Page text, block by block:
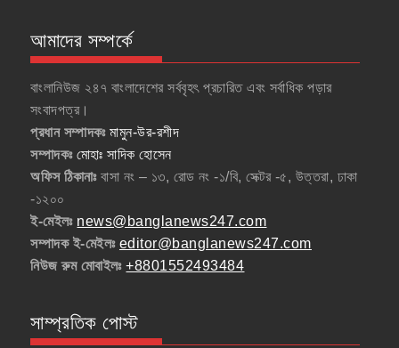
আমাদের সম্পর্কে
বাংলানিউজ ২৪৭ বাংলাদেশের সর্ববৃহৎ প্রচারিত এবং সর্বাধিক পড়ার
সংবাদপত্র।
প্রধান সম্পাদকঃমামুন-উর-রশীদ
সম্পাদকঃ মোহাঃ সাদিক হোসেন
অফিস ঠিকানাঃবাসা নং – ১৩, রোড নং -১/বি, সেক্টর -৫, উত্তরা, ঢাকা
-১২০০
ই-মেইলঃ news@banglanews247.com
সম্পাদক ই-মেইলঃ editor@banglanews247.com
নিউজ রুম মোবাইলঃ+8801552493484
সাম্প্রতিক পোস্ট